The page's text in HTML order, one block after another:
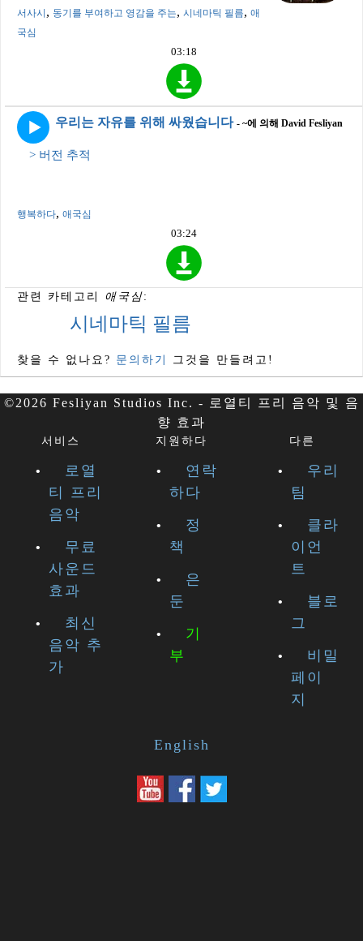
서사시 , 동기를 부여하고 영감을 주는, 시네마틱 필름, 애
국심
03:18
우리는 자유를 위해 싸웠습니다 - ~에 의해 David Fesliyan
> 버전 추적
행복하다, 애국심
03:24
관련 카테고리 애국심:
시네마틱 필름
찾을 수 없나요? 문의하기 그것을 만들려고!
©2026 Fesliyan Studios Inc. - 로열티 프리 음악 및 음
향 효과
서비스
로열
티 프리
음악
무료
사운드
효과
최신
음악 추
가
지원하다
연락
하다
정
책
은
둔
기
부
다른
우리
팀
클라
이언
트
블로
그
비밀
페이
지
English